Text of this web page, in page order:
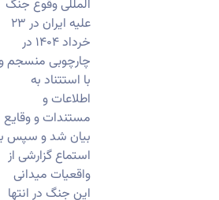
المللی وقوع جنگ
علیه ایران در ۲۳
خرداد ۱۴۰۴ در
چارچوبی منسجم و
با استتناد به
اطلاعات و
مستندات و وقایع
بیان شد و سپس با
استماع گزارشی از
واقعیات میدانی
این جنگ در انتها